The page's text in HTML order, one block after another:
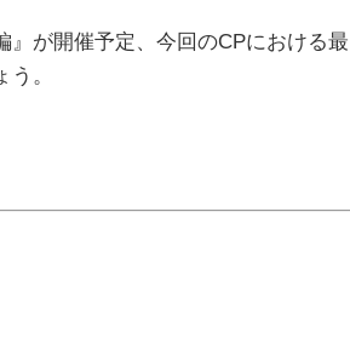
』が開催予定、今回のCPにおける最
。